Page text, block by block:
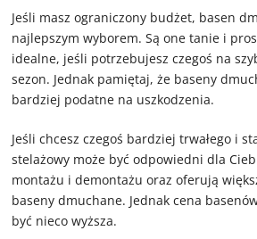
Jeśli masz ograniczony budżet, basen
najlepszym wyborem. Są one tanie i
idealne, jeśli potrzebujesz czegoś na
sezon. Jednak pamiętaj, że baseny
bardziej podatne na uszkodzenia.
Jeśli chcesz czegoś bardziej trwałego i
stelażowy może być odpowiedni dla
montażu i demontażu oraz oferują
baseny dmuchane. Jednak cena
być nieco wyższa.